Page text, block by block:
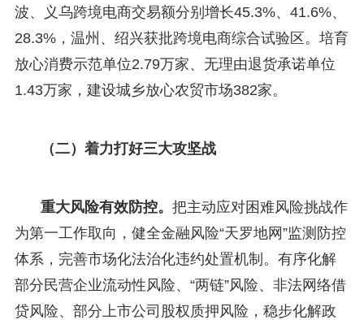
波、义乌跨境电商交易额分别增长45.3%、41.6%、
28.3%，温州、绍兴获批跨境电商综合试验区。培育
放心消费示范单位2.79万家、无理由退货承诺单位
1.43万家，建设城乡放心农贸市场382家。
（二）着力打好三大攻坚战
重大风险有效防控。 把主动应对困难风险挑战作
为第一工作取向，健全金融风险“天罗地网”监测防控
体系，完善市场化法治化违约处置机制。有序化解
部分民营企业流动性风险、“两链”风险、非法网络借
贷风险、部分上市公司股权质押风险，稳步化解政